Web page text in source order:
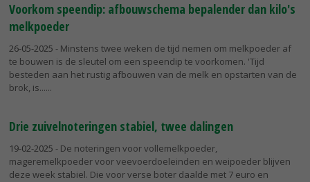
Voorkom speendip: afbouwschema bepalender dan kilo's
melkpoeder
26-05-2025 - Minstens twee weken de tijd nemen om melkpoeder af
te bouwen is de sleutel om een speendip te voorkomen. 'Tijd
besteden aan het rustig afbouwen van de melk en opstarten van de
brok, is...
Drie zuivelnoteringen stabiel, twee dalingen
19-02-2025 - De noteringen voor vollemelkpoeder,
mageremelkpoeder voor veevoerdoeleinden en weipoeder blijven
deze week stabiel. Die voor verse boter daalde met 7 euro en